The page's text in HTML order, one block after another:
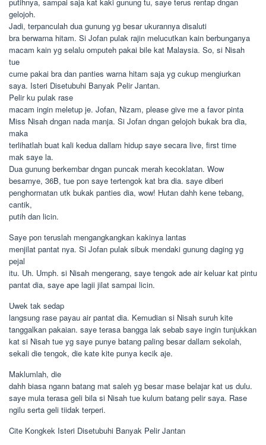
gelojoh.
Jadi, terpanculah dua gunung yg besar ukurannya disaluti
bra berwarna hitam. Si Jofan pulak rajin melucutkan kain berbunganya
macam kain yg selalu omputeh pakai bile kat Malaysia. So, si Nisah
tue
cume pakai bra dan panties warna hitam saja yg cukup mengiurkan
saya. Isteri Disetubuhi Banyak Pelir Jantan.
Pelir ku pulak rase
macam ingin meletup je. Jofan, Nizam, please give me a favor pinta
Miss Nisah dngan nada manja. Si Jofan dngan gelojoh bukak bra dia,
maka
terlihatlah buat kali kedua dallam hidup saye secara live, first time
mak saye la.
Dua gunung berkembar dngan puncak merah kecoklatan. Wow
besarnye, 36B, tue pon saye tertengok kat bra dia. saye diberi
penghormatan utk bukak panties dia, wow! Hutan dahh kene tebang,
cantik,
putih dan licin.
Saye pon teruslah mengangkangkan kakinya lantas
menjilat pantat nya. Si Jofan pulak sibuk mendaki gunung daging yg
pejal
itu. Uh. Umph. si Nisah mengerang, saye tengok ade air keluar kat pintu
pantat dia, saye ape lagii jilat sampai licin.
Uwek tak sedap
langsung rase payau air pantat dia. Kemudian si Nisah suruh kite
tanggalkan pakaian. saye terasa bangga lak sebab saye ingin tunjukkan
kat si Nisah tue yg saye punye batang paling besar dallam sekolah,
sekali die tengok, die kate kite punya kecik aje.
Maklumlah, die
dahh biasa ngann batang mat saleh yg besar mase belajar kat us dulu.
saye mula terasa geli bila si Nisah tue kulum batang pelir saya. Rase
ngilu serta geli tiidak terperi.
Cite Kongkek Isteri Disetubuhi Banyak Pelir Jantan